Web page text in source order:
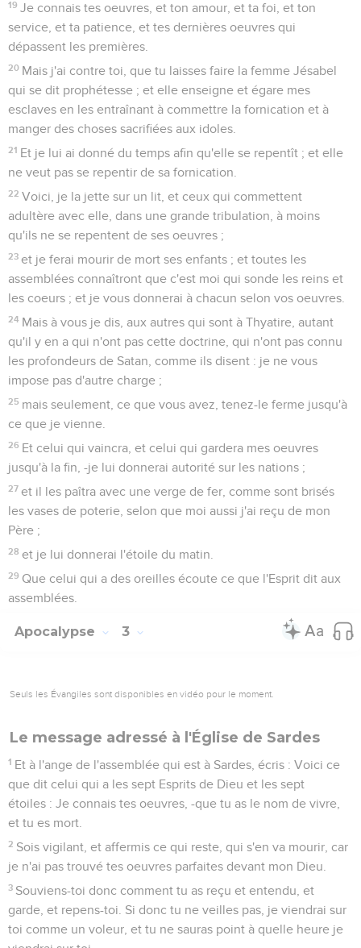
19 Je connais tes oeuvres, et ton amour, et ta foi, et ton
service, et ta patience, et tes dernières oeuvres qui
dépassent les premières.
20 Mais j'ai contre toi, que tu laisses faire la femme Jésabel
qui se dit prophétesse ; et elle enseigne et égare mes
esclaves en les entraînant à commettre la fornication et à
manger des choses sacrifiées aux idoles.
21 Et je lui ai donné du temps afin qu'elle se repentît ; et elle
ne veut pas se repentir de sa fornication.
22 Voici, je la jette sur un lit, et ceux qui commettent
adultère avec elle, dans une grande tribulation, à moins
qu'ils ne se repentent de ses oeuvres ;
23 et je ferai mourir de mort ses enfants ; et toutes les
assemblées connaîtront que c'est moi qui sonde les reins et
les coeurs ; et je vous donnerai à chacun selon vos oeuvres.
24 Mais à vous je dis, aux autres qui sont à Thyatire, autant
qu'il y en a qui n'ont pas cette doctrine, qui n'ont pas connu
les profondeurs de Satan, comme ils disent : je ne vous
impose pas d'autre charge ;
25 mais seulement, ce que vous avez, tenez-le ferme jusqu'à
ce que je vienne.
26 Et celui qui vaincra, et celui qui gardera mes oeuvres
jusqu'à la fin, -je lui donnerai autorité sur les nations ;
27 et il les paîtra avec une verge de fer, comme sont brisés
les vases de poterie, selon que moi aussi j'ai reçu de mon
Père ;
28 et je lui donnerai l'étoile du matin.
29 Que celui qui a des oreilles écoute ce que l'Esprit dit aux
assemblées.
Apocalypse 3
Seuls les Évangiles sont disponibles en vidéo pour le moment.
Le message adressé à l'Église de Sardes
1 Et à l'ange de l'assemblée qui est à Sardes, écris : Voici ce
que dit celui qui a les sept Esprits de Dieu et les sept
étoiles : Je connais tes oeuvres, -que tu as le nom de vivre,
et tu es mort.
2 Sois vigilant, et affermis ce qui reste, qui s'en va mourir, car
je n'ai pas trouvé tes oeuvres parfaites devant mon Dieu.
3 Souviens-toi donc comment tu as reçu et entendu, et
garde, et repens-toi. Si donc tu ne veilles pas, je viendrai sur
toi comme un voleur, et tu ne sauras point à quelle heure je